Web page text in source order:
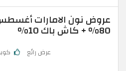
عروض نون الامارات
80% + كاش باك 10%
عرض رائع